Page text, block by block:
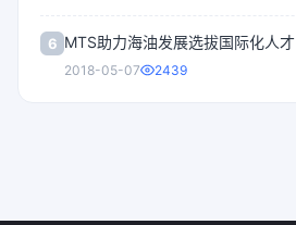
6 MTS助力海油发展选拔国际化人才
2018-05-07 2439